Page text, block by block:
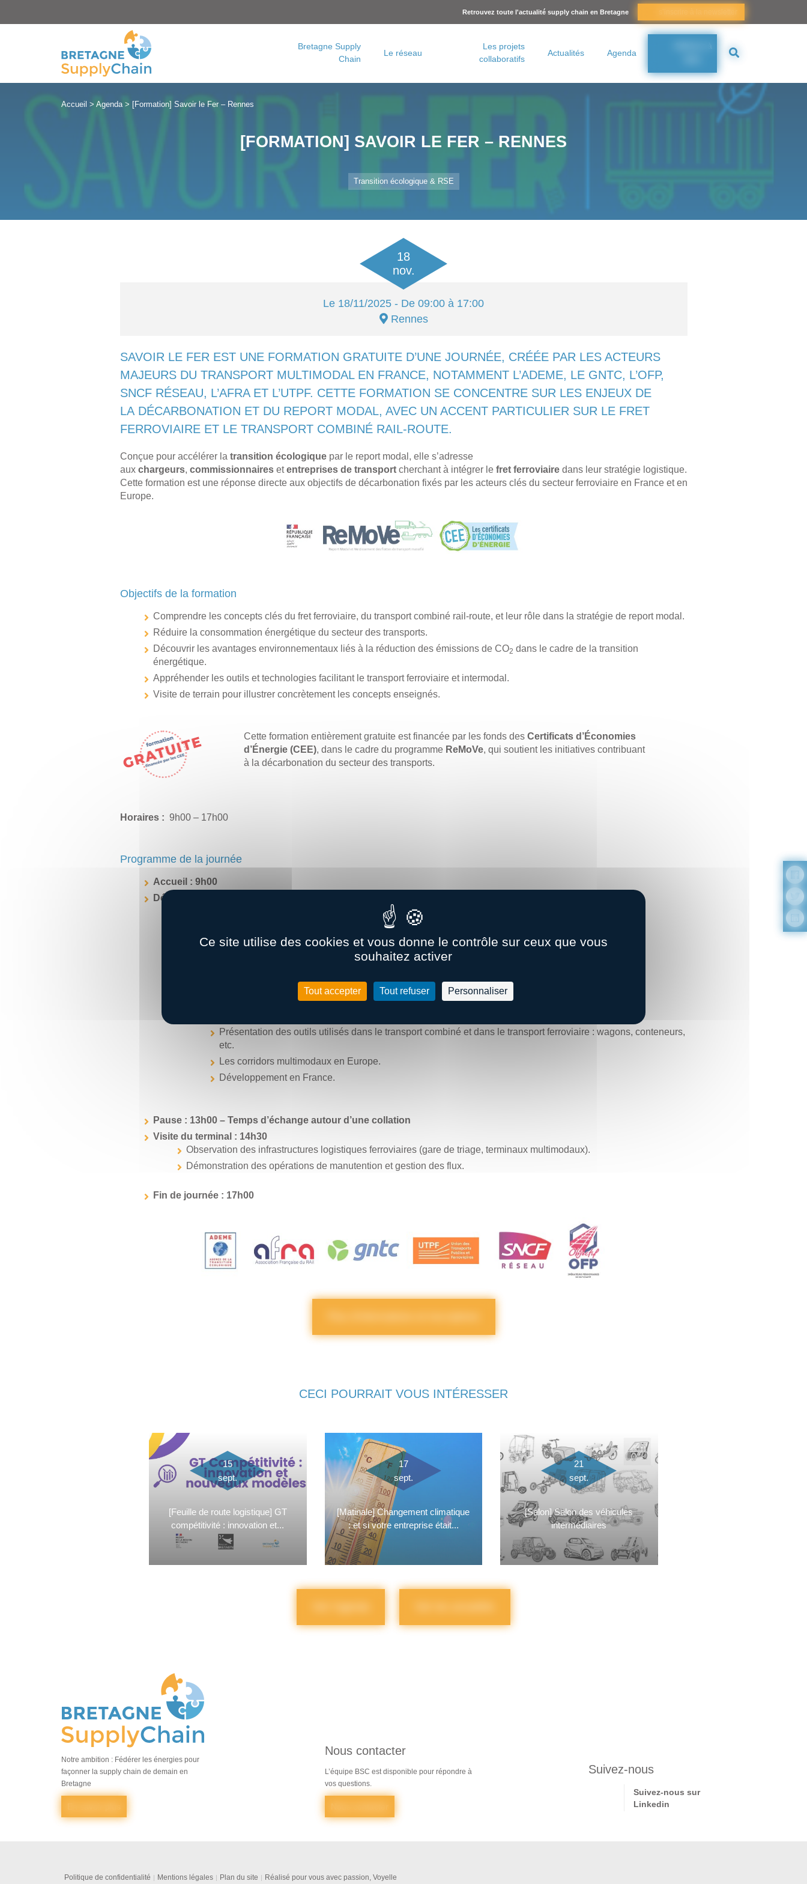
Retrouvez toute l'actualité supply chain en Bretagne
Bretagne Supply
Chain
Le réseau
Les projets
collaboratifs
Actualités Agenda
Accueil > Agenda> [Formation] Savoir le Fer – Rennes
[FORMATION] SAVOIR LE FER – RENNES
Transition écologique & RSE
18
nov.
Le 18/11/2025 - De 09:00 à 17:00
Rennes
SAVOIR LE FER EST UNE FORMATION GRATUITE D’UNE JOURNÉE, CRÉÉE PAR LES ACTEURS
MAJEURS DU TRANSPORT MULTIMODAL EN FRANCE, NOTAMMENT L’ADEME, LE GNTC, L’OFP,
SNCF RÉSEAU, L’AFRA ET L’UTPF. CETTE FORMATION SE CONCENTRE SUR LES ENJEUX DE
LA DÉCARBONATION ET DU REPORT MODAL, AVEC UN ACCENT PARTICULIER SUR LE FRET
FERROVIAIRE ET LE TRANSPORT COMBINÉ RAIL-ROUTE.
Conçue pour accélérer la transition écologiquepar le report modal, elle s’adresse
aux chargeurs, commissionnairesetentreprises de transportcherchant à intégrer le fret ferroviairedans leur stratégie logistique.
Cette formation est une réponse directe aux objectifs de décarbonation fixés par les acteurs clés du secteur ferroviaire en France et en
Europe.
Objectifs de la formation​
Comprendre les concepts clés du fret ferroviaire, du transport combiné rail-route, et leur rôle dans la stratégie de report modal.
Réduire la consommation énergétique du secteur des transports.
Découvrir les avantages environnementaux liés à la réduction des émissions de CO2 dans le cadre de la transition
énergétique.
Appréhender les outils et technologies facilitant le transport ferroviaire et intermodal.
Visite de terrain pour illustrer concrètement les concepts enseignés.
Cette formation entièrement gratuite est financée par les fonds des Certificats d’Économies
d’Énergie (CEE), dans le cadre du programme ReMoVe, qui soutient les initiatives contribuant
à la décarbonation du secteur des transports.
Horaires : 9h00 – 17h00
​​Programme de la journée
Accueil : 9h00
Démarrage de la formation : 9h30
Introduction au report modal et au fret ferroviaire
​Réduction de la consommation énergétique du secteur des transports.
Importance du fret ferroviaire dans une stratégie de décarbonation.
Contexte réglementaire et aide des pouvoirs publics à la décarbonation des transports.
Présentation des outils utilisés dans le transport combiné et dans le transport ferroviaire : wagons, conteneurs,
etc.
Les corridors multimodaux en Europe.
Développement en France.
Pause : 13h00 – Temps d’échange autour d’une collation
Visite du terminal : 14h30
Observation des infrastructures logistiques ferroviaires (gare de triage, terminaux multimodaux).
Démonstration des opérations de manutention et gestion des flux.
Fin de journée : 17h00
CECI POURRAIT VOUS INTÉRESSER
15
sept.
[Feuille de route logistique] GT
compétitivité : innovation et...
17
sept.
[Matinale] Changement climatique
: et si votre entreprise était...
21
sept.
[Salon] Salon des véhicules
intermédiaires
Notre ambition : Fédérer les énergies pour
façonner la supply chain de demain en
Bretagne
Nous contacter
L’équipe BSC est disponible pour répondre à
vos questions.
Suivez-nous
Suivez-nous sur
Linkedin
Politique de confidentialité Mentions légales Plan du site Réalisé pour vous avec passion, Voyelle
Ce site utilise des cookies et vous donne le contrôle sur ceux que vous
souhaitez activer
Tout accepter Tout refuser Personnaliser